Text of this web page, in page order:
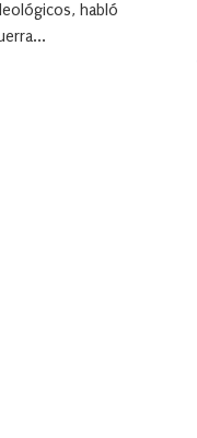
habló